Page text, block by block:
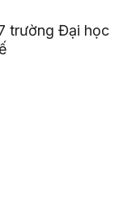
trường Đại học